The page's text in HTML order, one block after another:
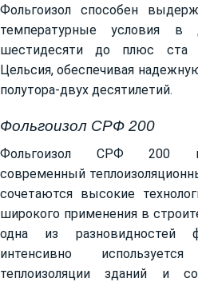
Фольгоизол способен
температурные условия в
шестидесяти до плюс ста
Цельсия, обеспечивая
полутора-двух десятилетий.
Фольгоизол СРФ 200
Фольгоизол СРФ 200
современный
сочетаются высокие
широкого применения в
одна из разновидностей
интенсивно
теплоизоляции зданий и